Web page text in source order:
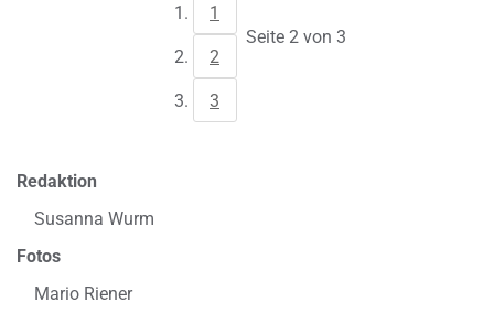
1
2
3
Seite 2 von 3
Redaktion
Susanna Wurm
Fotos
Mario Riener